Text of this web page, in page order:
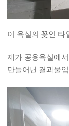
이 욕실의 꽃인 타
제가 공용욕실에
만들어낸 결과물